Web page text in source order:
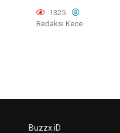
1325
Redaksi Kece
Buzzx.iD